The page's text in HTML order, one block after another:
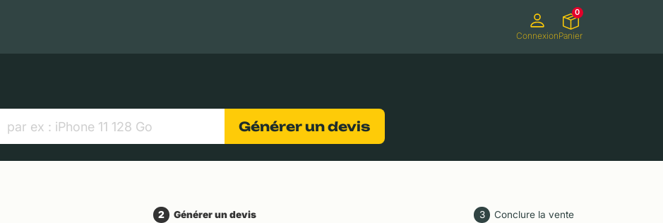
ConnexionPanier
0
Générer un devis
2 Générer un devis 3 Conclure la vente